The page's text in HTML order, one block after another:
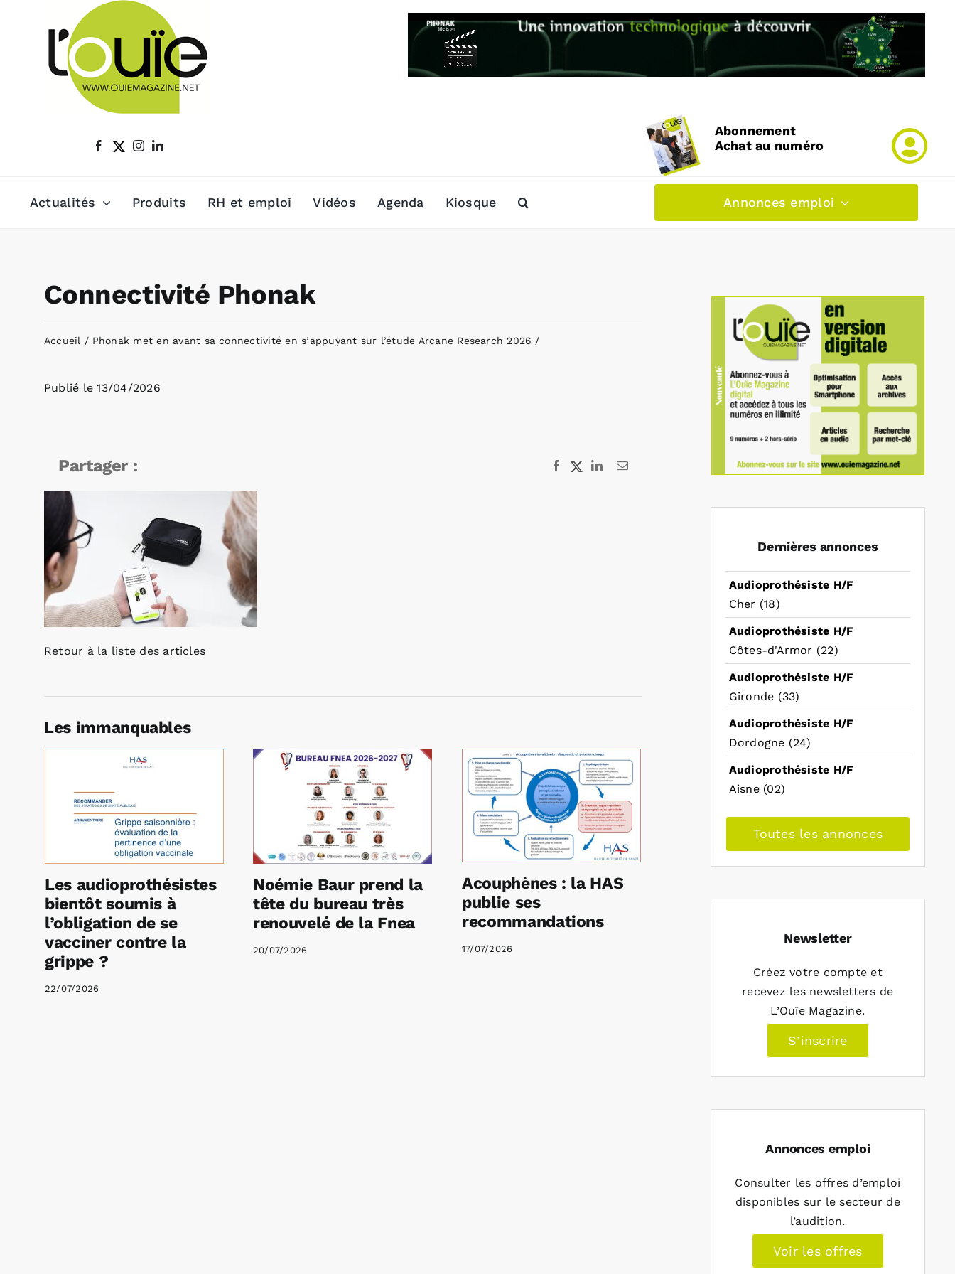
Abonnement
Achat au numéro
Actualités Produits RH et emploi Vidéos Agenda Kiosque Annonces emploi
Connectivité Phonak
Accueil Phonak met en avant sa connectivité en s’appuyant sur l’étude Arcane Research 2026
Publié le 13/04/2026
Partager : Facebook
X LinkedInEmail
Retour à la liste des articles
Les immanquables
Les audioprothésistes
bientôt soumis à
l’obligation de se
vacciner contre la
grippe ?
22/07/2026
Noémie Baur prend la
tête du bureau très
renouvelé de la Fnea
20/07/2026
Acouphènes : la HAS
publie ses
recommandations
17/07/2026
Dernières annonces
Audioprothésiste H/F
Cher (18)
Audioprothésiste H/F
Côtes-d'Armor (22)
Audioprothésiste H/F
Gironde (33)
Audioprothésiste H/F
Dordogne (24)
Audioprothésiste H/F
Aisne (02)
Toutes les annonces
Newsletter
Créez votre compte et
recevez les newsletters de
L’Ouïe Magazine.
S’inscrire
Annonces emploi
Consulter les offres d’emploi
disponibles sur le secteur de
l’audition.
Voir les offres